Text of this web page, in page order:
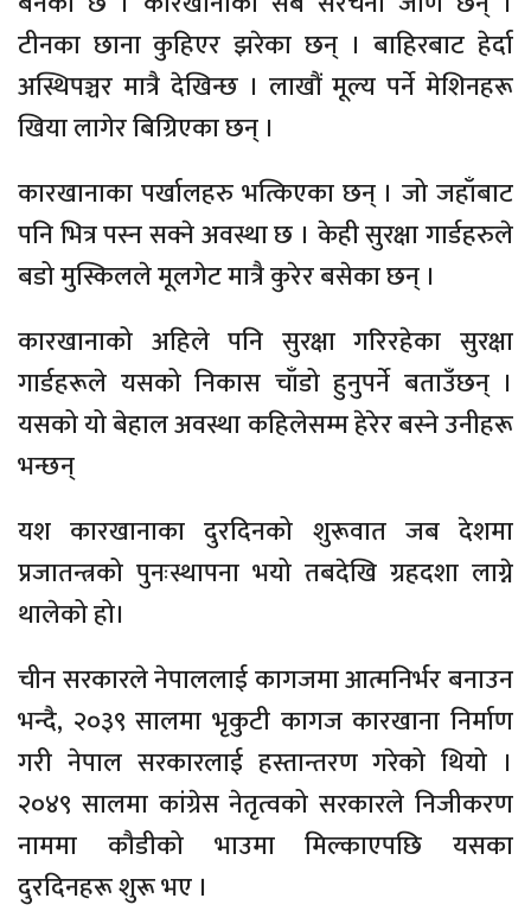
टीनका छाना कुहिएर झरेका छन् । बाहिरबाट हेर्दा
अस्थिपञ्चर मात्रै देखिन्छ । लाखौं मूल्य पर्ने मेशिनहरू
खिया लागेर बिग्रिएका छन् ।
कारखानाका पर्खालहरु भत्किएका छन् । जो जहाँबाट
पनि भित्र पस्न सक्ने अवस्था छ । केही सुरक्षा गार्डहरुले
बडो मुस्किलले मूलगेट मात्रै कुरेर बसेका छन् ।
कारखानाको अहिले पनि सुरक्षा गरिरहेका सुरक्षा
गार्डहरूले यसको निकास चाँडो हुनुपर्ने बताउँछन् ।
यसको यो बेहाल अवस्था कहिलेसम्म हेरेर बस्ने उनीहरू
भन्छन्
यश कारखानाका दुरदिनको शुरूवात जब देशमा
प्रजातन्त्रको पुनःस्थापना भयो तबदेखि ग्रहदशा लाग्ने
थालेको हो।
चीन सरकारले नेपाललाई कागजमा आत्मनिर्भर बनाउन
भन्दै, २०३९ सालमा भृकुटी कागज कारखाना निर्माण
गरी नेपाल सरकारलाई हस्तान्तरण गरेको थियो ।
२०४९ सालमा कांग्रेस नेतृत्वको सरकारले निजीकरण
नाममा कौडीको भाउमा मिल्काएपछि यसका
दुरदिनहरू शुरू भए ।